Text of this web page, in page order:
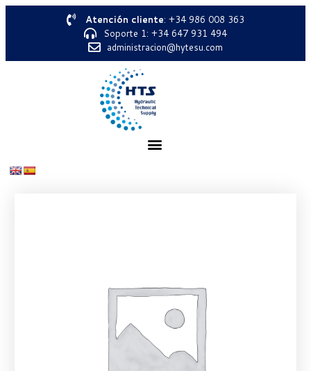
Atención cliente: +34 986 008 363
Soporte 1: +34 647 931 494
administracion@hytesu.com